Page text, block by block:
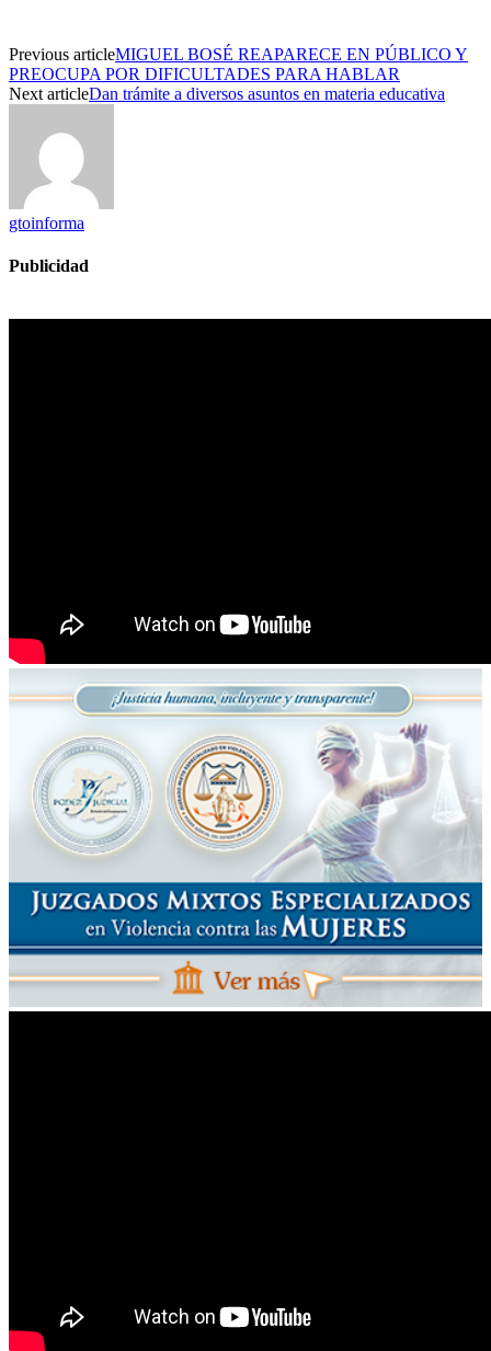
Previous articleMIGUEL BOSÉ REAPARECE EN PÚBLICO Y
PREOCUPA POR DIFICULTADES PARA HABLAR
Next articleDan trámite a diversos asuntos en materia educativa
gtoinforma
Publicidad